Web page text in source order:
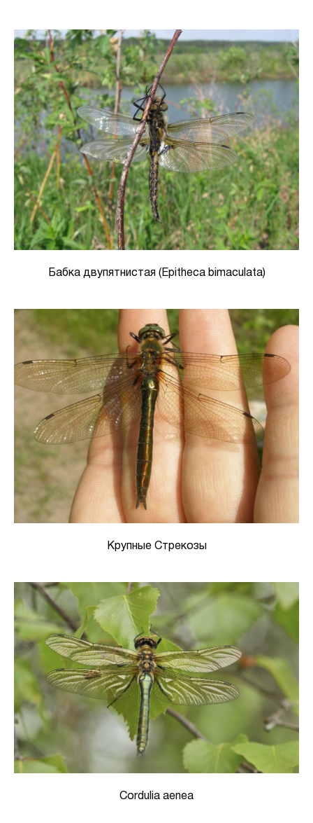
Бабка двупятнистая (Epitheca bimaculata)
Крупные Стрекозы
Cordulia aenea